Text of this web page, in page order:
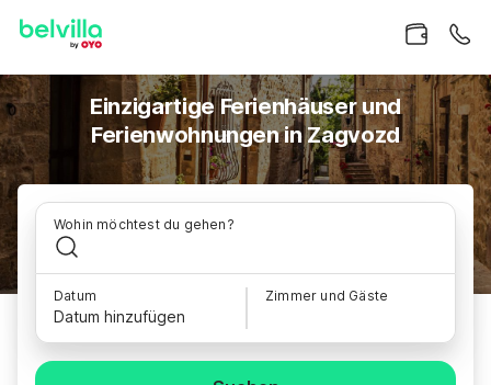
Einzigartige Ferienhäuser und
Ferienwohnungen in Zagvozd
Wohin möchtest du gehen?
Datum
Datum hinzufügen
Zimmer und Gäste